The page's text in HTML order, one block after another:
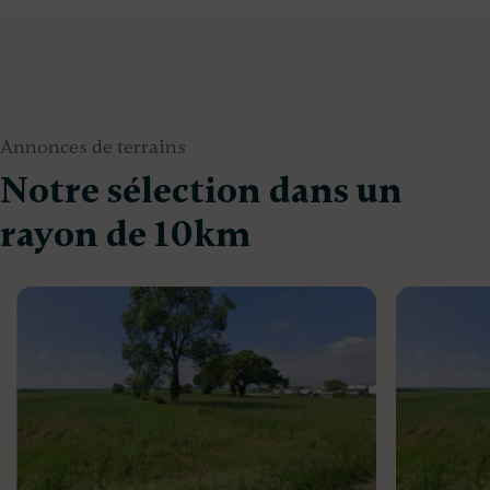
Annonces de terrains
Notre sélection dans un
rayon de 10km